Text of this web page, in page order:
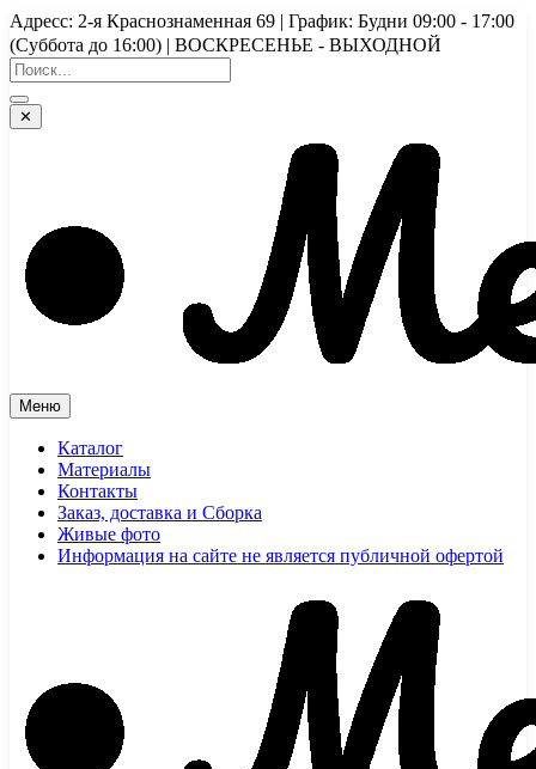
Перейти
к
содержимому
Адресс: 2-я Краснознаменная 69 | График: Будни 09:00 - 17:00
(Суббота до 16:00) | ВОСКРЕСЕНЬЕ - ВЫХОДНОЙ
✕
Меню
Каталог
Материалы
Контакты
Заказ, доставка и Сборка
Живые фото
Информация на сайте не является публичной офертой